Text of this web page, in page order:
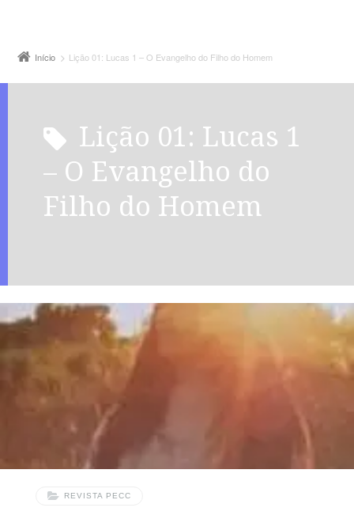
Início Lição 01: Lucas 1 – O Evangelho do Filho do Homem
Lição 01: Lucas 1
– O Evangelho do
Filho do Homem
REVISTA PECC